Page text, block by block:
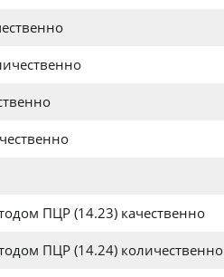
ПЦР (14.23) качественно
ПЦР (14.24) количественно